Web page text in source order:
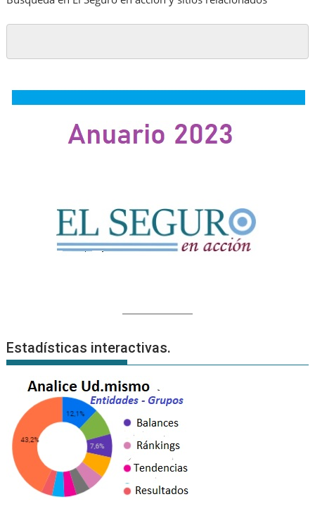
Estadísticas interactivas.